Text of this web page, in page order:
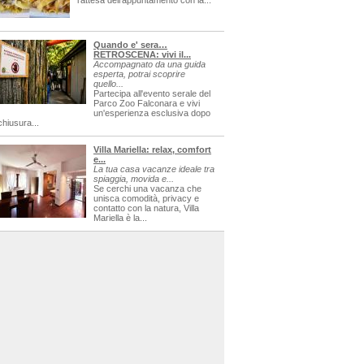
Quando e' sera…
RETROSCENA: vivi il...
Accompagnato da una guida
esperta, potrai scoprire
quello...
Partecipa all'evento serale del
Parco Zoo Falconara e vivi
un'esperienza esclusiva dopo
Villa Mariella: relax, comfort
e...
La tua casa vacanze ideale tra
spiaggia, movida e...
Se cerchi una vacanza che
unisca comodità, privacy e
contatto con la natura, Villa
Mariella è la...